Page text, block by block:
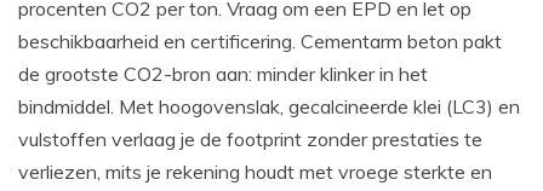
procenten CO2 per ton. Vraag om een EPD en let op
beschikbaarheid en certificering. Cementarm beton pakt
de grootste CO2-bron aan: minder klinker in het
bindmiddel. Met hoogovenslak, gecalcineerde klei (LC3) en
vulstoffen verlaag je de footprint zonder prestaties te
verliezen, mits je rekening houdt met vroege sterkte en